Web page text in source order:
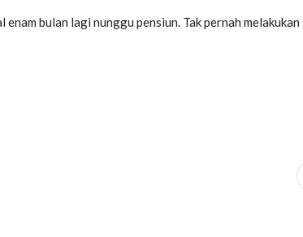
bulan lagi nunggu pensiun. Tak pernah melakukan